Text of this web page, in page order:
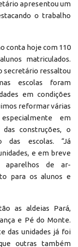
apresentou um
o trabalho
conta hoje com 110
matriculados.
secretário ressaltou
escolas foram
em condições
reformar várias
em
das construções, o
das escolas. “Já
e em breve
aparelhos de ar-
para os alunos e
as aldeias Pará,
e Pé do Monte.
das unidades já foi
outras também